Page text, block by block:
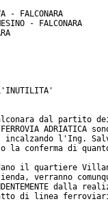
- FALCONARA
- FALCONARA
L'INUTILITA'
dal partito
ADRIATICA
incalzando l'Ing.
la conferma di
il quartiere
verranno
dalla
di linea